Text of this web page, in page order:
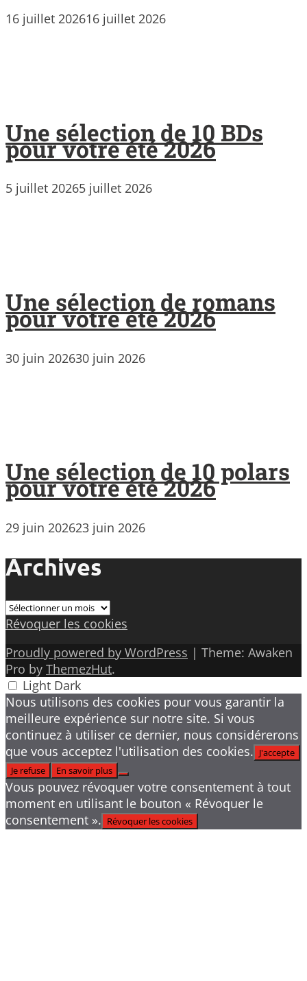
16 juillet 202616 juillet 2026
Une sélection de 10 BDs
pour votre été 2026
5 juillet 20265 juillet 2026
Une sélection de romans
pour votre été 2026
30 juin 202630 juin 2026
Une sélection de 10 polars
pour votre été 2026
29 juin 202623 juin 2026
Archives
Archives
Révoquer les cookies
Proudly powered by WordPress | Theme: Awaken
Pro by ThemezHut.
Light Dark
Nous utilisons des cookies pour vous garantir la
meilleure expérience sur notre site. Si vous
continuez à utiliser ce dernier, nous considérerons
que vous acceptez l'utilisation des cookies. J'accepte
Je refuse
En savoir plus
Vous pouvez révoquer votre consentement à tout
moment en utilisant le bouton « Révoquer le
consentement ». Révoquer les cookies